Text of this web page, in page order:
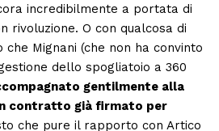
incredibilmente a portata di
rivoluzione. O con qualcosa di
che Mignani (che non ha convinto
dello spogliatoio a 360
gentilmente alla
contratto già firmato per
che pure il rapporto con Artico